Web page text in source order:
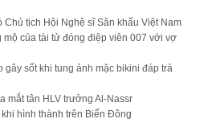
Chủ tịch Hội Nghệ sĩ Sân khấu Việt Nam
của tài tử đóng điệp viên 007 với vợ
sốt khi tung ảnh mặc bikini đáp trả
mắt tân HLV trưởng Al-Nassr
hình thành trên Biển Đông